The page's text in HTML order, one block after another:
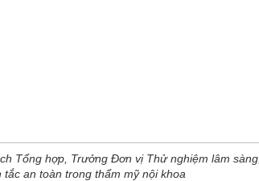
Tổng hợp, Trưởng Đơn vị Thử nghiệm lâm sàng,
an toàn trong thẩm mỹ nội khoa